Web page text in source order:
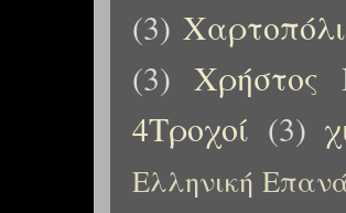
(3)
(3) Χρήστος
4Τροχοί (3)
Ελληνική